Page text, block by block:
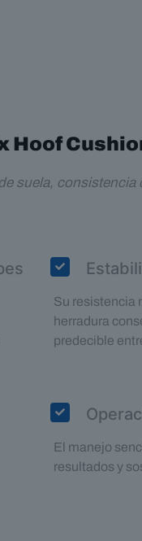
suela,
Su resistencia
herradura
predecible
El manejo
resultados y